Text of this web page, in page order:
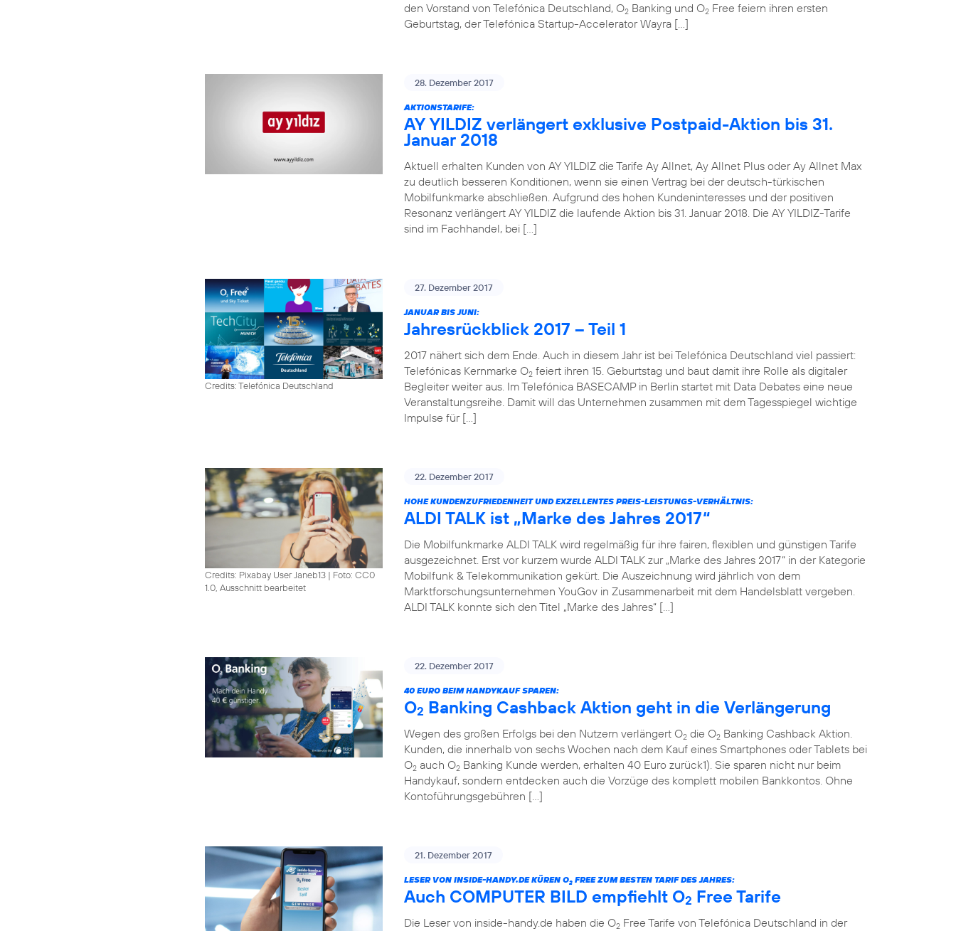
den Vorstand von Telefónica Deutschland, O2 Banking und O2 Free feiern ihren ersten
Geburtstag, der Telefónica Startup-Accelerator Wayra […]
28. Dezember 2017
AKTIONSTARIFE:
AY YILDIZ verlängert exklusive Postpaid-Aktion bis 31.
Januar 2018
Aktuell erhalten Kunden von AY YILDIZ die Tarife Ay Allnet, Ay Allnet Plus oder Ay Allnet Max
zu deutlich besseren Konditionen, wenn sie einen Vertrag bei der deutsch-türkischen
Mobilfunkmarke abschließen. Aufgrund des hohen Kundeninteresses und der positiven
Resonanz verlängert AY YILDIZ die laufende Aktion bis 31. Januar 2018. Die AY YILDIZ-Tarife
sind im Fachhandel, bei […]
Credits: Telefónica Deutschland
27. Dezember 2017
JANUAR BIS JUNI:
Jahresrückblick 2017 – Teil 1
2017 nähert sich dem Ende. Auch in diesem Jahr ist bei Telefónica Deutschland viel passiert:
Telefónicas Kernmarke O2 feiert ihren 15. Geburtstag und baut damit ihre Rolle als digitaler
Begleiter weiter aus. Im Telefónica BASECAMP in Berlin startet mit Data Debates eine neue
Veranstaltungsreihe. Damit will das Unternehmen zusammen mit dem Tagesspiegel wichtige
Impulse für […]
Credits: Pixabay User Janeb13 | Foto: CC0
1.0, Ausschnitt bearbeitet
22. Dezember 2017
HOHE KUNDENZUFRIEDENHEIT UND EXZELLENTES PREIS-LEISTUNGS-VERHÄLTNIS:
ALDI TALK ist „Marke des Jahres 2017“
Die Mobilfunkmarke ALDI TALK wird regelmäßig für ihre fairen, flexiblen und günstigen Tarife
ausgezeichnet. Erst vor kurzem wurde ALDI TALK zur „Marke des Jahres 2017“ in der Kategorie
Mobilfunk & Telekommunikation gekürt. Die Auszeichnung wird jährlich von dem
Marktforschungsunternehmen YouGov in Zusammenarbeit mit dem Handelsblatt vergeben.
ALDI TALK konnte sich den Titel „Marke des Jahres“ […]
22. Dezember 2017
40 EURO BEIM HANDYKAUF SPAREN:
O2 Banking Cashback Aktion geht in die Verlängerung
Wegen des großen Erfolgs bei den Nutzern verlängert O2 die O2 Banking Cashback Aktion.
Kunden, die innerhalb von sechs Wochen nach dem Kauf eines Smartphones oder Tablets bei
O2 auch O2 Banking Kunde werden, erhalten 40 Euro zurück1). Sie sparen nicht nur beim
Handykauf, sondern entdecken auch die Vorzüge des komplett mobilen Bankkontos. Ohne
Kontoführungsgebühren […]
21. Dezember 2017
LESER VON INSIDE-HANDY.DE KÜREN O2 FREE ZUM BESTEN TARIF DES JAHRES:
Auch COMPUTER BILD empfiehlt O2 Free Tarife
Die Leser von inside-handy.de haben die O2 Free Tarife von Telefónica Deutschland in der